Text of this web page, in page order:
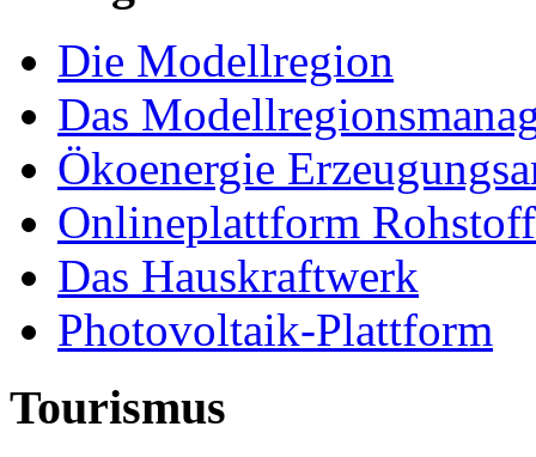
Die Modellregion
Das
Ökoenergie
Onlineplattform
Das Hauskraftwerk
Photovoltaik-Plattform
Tourismus